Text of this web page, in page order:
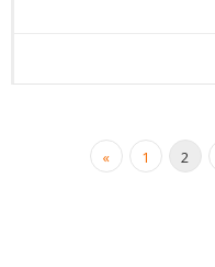
« 1 2